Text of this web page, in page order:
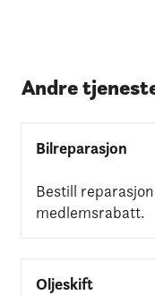
Andre
Bilreparasjon
Bestill
medlemsrabatt.
Oljeskift